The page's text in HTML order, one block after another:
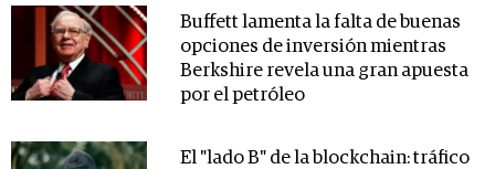
Buffett lamenta la falta de buenas
opciones de inversión mientras
Berkshire revela una gran apuesta
por el petróleo
El "lado B" de la blockchain: tráfico